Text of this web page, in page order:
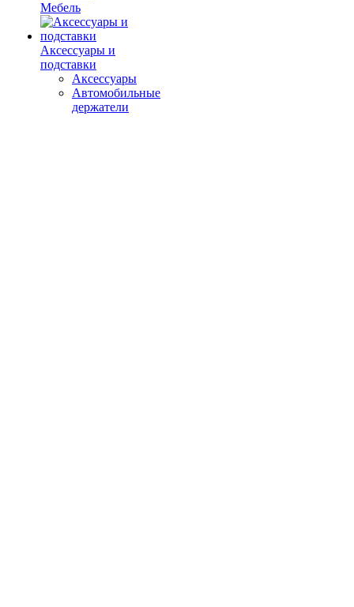
Мебель
Аксессуары и
подставки
Аксессуары
Автомобильные
держатели